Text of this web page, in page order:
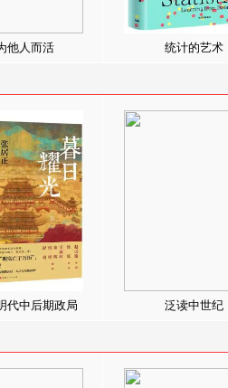
他人而活 统计的艺术
代中后期政局 泛读中世纪